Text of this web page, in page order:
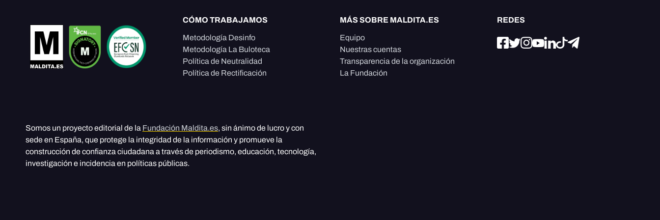
CÓMO TRABAJAMOS
Metodología Desinfo
Metodología La Buloteca
Política de Neutralidad
Política de Rectificación
MÁS SOBRE MALDITA.ES
Equipo
Nuestras cuentas
Transparencia de la organización
La Fundación
REDES
Somos un proyecto editorial de la Fundación Maldita.es, sin ánimo de lucro y con
sede en España, que protege la integridad de la información y promueve la
construcción de confianza ciudadana a través de periodismo, educación, tecnología,
investigación e incidencia en políticas públicas.